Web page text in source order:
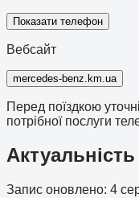
Показати телефон
Вебсайт
mercedes-benz.km.ua
Перед поїздкою
потрібної послуги
Запис оновлено: 4